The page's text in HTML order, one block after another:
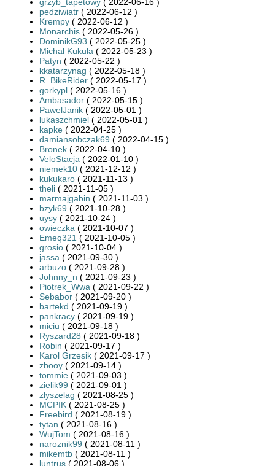
pedziwiatr ( 2022-06-12 )
Krempy ( 2022-06-12 )
Monarchis ( 2022-05-26 )
DominikG93 ( 2022-05-25 )
Michał Kukuła ( 2022-05-23 )
Patyn ( 2022-05-22 )
kkatarzynag ( 2022-05-18 )
R. BikeRider ( 2022-05-17 )
gorkypl ( 2022-05-16 )
Ambasador ( 2022-05-15 )
PawelJanik ( 2022-05-01 )
lukaszchmiel ( 2022-05-01 )
kapke ( 2022-04-25 )
damiansobczak69 ( 2022-04-15 )
Bronek ( 2022-04-10 )
VeloStacja ( 2022-01-10 )
niemek10 ( 2021-12-12 )
kukukaro ( 2021-11-13 )
theli ( 2021-11-05 )
marmajgabin ( 2021-11-03 )
bzyk69 ( 2021-10-28 )
uysy ( 2021-10-24 )
owieczka ( 2021-10-07 )
Emeq321 ( 2021-10-05 )
grosio ( 2021-10-04 )
jassa ( 2021-09-30 )
arbuzo ( 2021-09-28 )
Johnny_n ( 2021-09-23 )
Piotrek_Wwa ( 2021-09-22 )
Sebabor ( 2021-09-20 )
bartekd ( 2021-09-19 )
pankracy ( 2021-09-19 )
miciu ( 2021-09-18 )
Ryszard28 ( 2021-09-18 )
Robin ( 2021-09-17 )
Karol Grzesik ( 2021-09-17 )
zbooy ( 2021-09-14 )
tommie ( 2021-09-03 )
zielik99 ( 2021-09-01 )
zlyszelag ( 2021-08-25 )
MCPIK ( 2021-08-25 )
Freebird ( 2021-08-19 )
tytan ( 2021-08-16 )
WujTom ( 2021-08-16 )
naroznik99 ( 2021-08-11 )
mikemtb ( 2021-08-11 )
luntrus ( 2021-08-06 )